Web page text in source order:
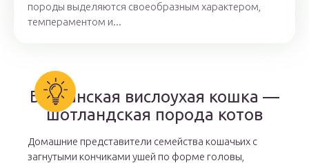
породы выделяются своеобразным характером,
темпераментом и...
Британская вислоухая кошка —
шотландская порода котов
Домашние представители семейства кошачьих с
загнутыми кончиками ушей по форме головы,